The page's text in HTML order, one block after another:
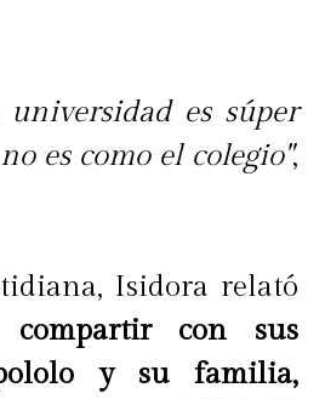
es súper
es como el colegio",
Isidora relató
compartir con sus
y su familia,